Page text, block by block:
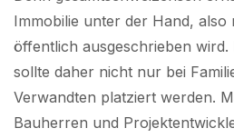
Immobilie unter der Hand, also
öffentlich ausgeschrieben wird.
sollte daher nicht nur bei
Verwandten platziert werden.
Bauherren und